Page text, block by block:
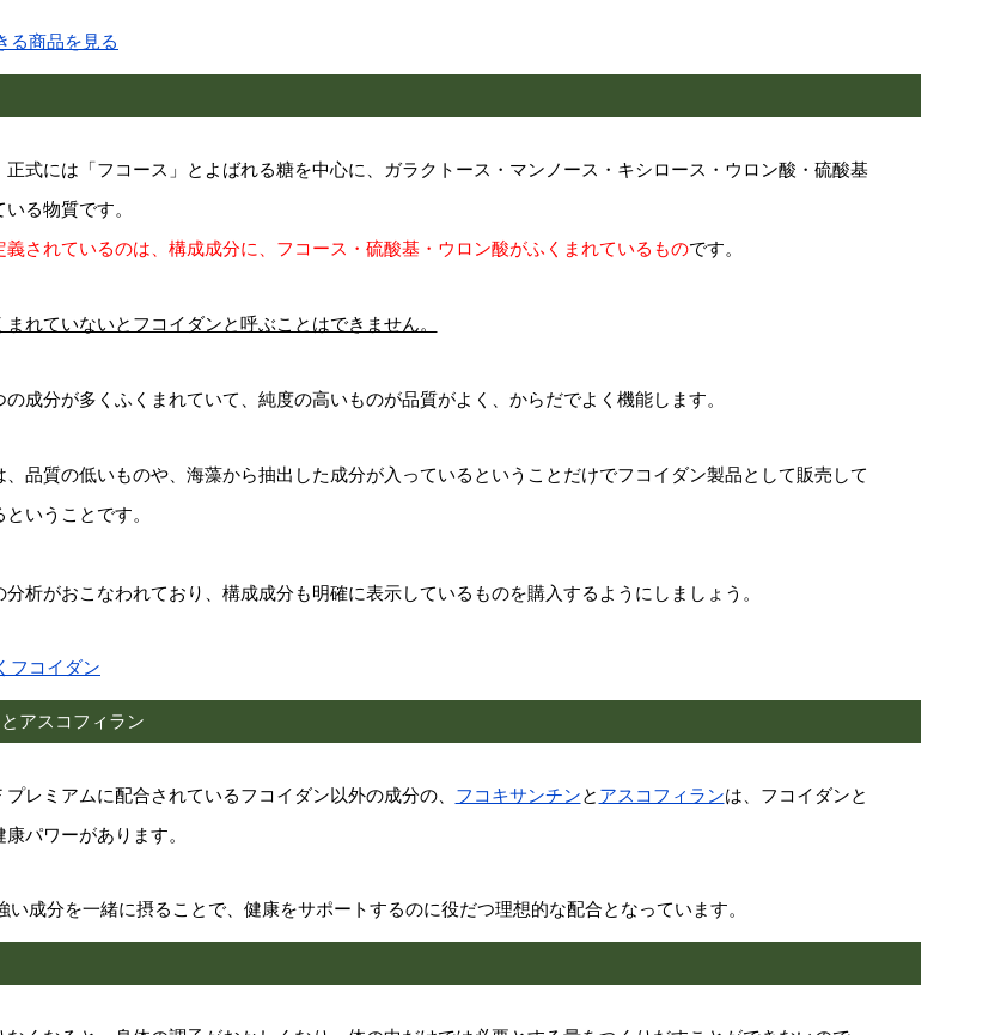
る商品を見る
正式には「フコース」とよばれる糖を中心に、ガラクトース・マンノース・キシロース・ウロン酸・硫酸基
る物質です。
義されているのは、構成成分に、フコース・硫酸基・ウロン酸がふくまれているものです。
まれていないとフコイダンと呼ぶことはできません。
の成分が多くふくまれていて、純度の高いものが品質がよく、からだでよく機能します。
、品質の低いものや、海藻から抽出した成分が入っているということだけでフコイダン製品として販売して
いうことです。
分析がおこなわれており、構成成分も明確に表示しているものを購入するようにしましょう。
フコイダン
アスコフィラン
プレミアムに配合されているフコイダン以外の成分の、 フコキサンチンと アスコフィランは、フコイダンと
パワーがあります。
い成分を一緒に摂ることで、健康をサポートするのに役だつ理想的な配合となっています。